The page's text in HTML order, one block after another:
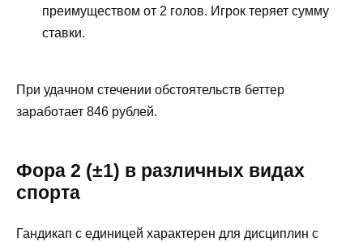
преимуществом от 2 голов. Игрок теряет сумму
ставки.
При удачном стечении обстоятельств беттер
заработает 846 рублей.
Фора 2 (±1) в различных видах
спорта
Гандикап с единицей характерен для дисциплин с